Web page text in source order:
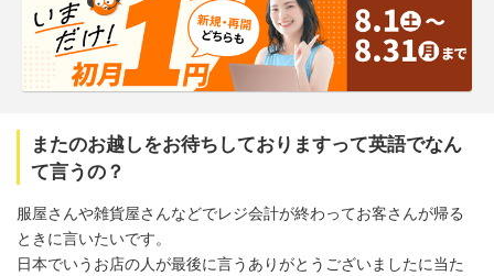
またのお越しをお待ちしておりますって英語でなん
て言うの？
服屋さんや雑貨屋さんなどでレジ会計が終わってお客さんが帰る
ときに言いたいです。
日本でいうお店の人が最後に言うありがとうございましたに当た